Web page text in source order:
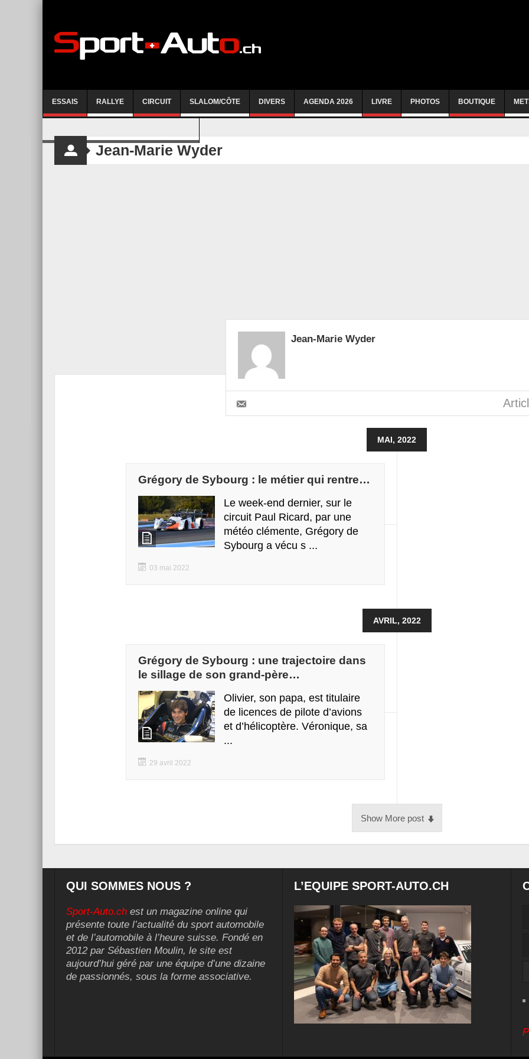
ESSAIS RALLYE CIRCUIT SLALOM/CÔTE DIVERS AGENDA 2026 LIVRE PHOTOS BOUTIQUE
Jean-Marie Wyder
Jean-Marie Wyder
MAI, 2022
Grégory de Sybourg : le métier qui rentre…
Le week-end dernier, sur le
circuit Paul Ricard, par une
météo clémente, Grégory de
Sybourg a vécu s ...
03 mai 2022
AVRIL, 2022
Grégory de Sybourg : une trajectoire dans
le sillage de son grand-père…
Olivier, son papa, est titulaire
de licences de pilote d’avions
et d’hélicoptère. Véronique, sa
...
29 avril 2022
Show More post
QUI SOMMES NOUS ?
Sport-Auto.ch est un magazine online qui
présente toute l’actualité du sport automobile
et de l’automobile à l’heure suisse. Fondé en
2012 par Sébastien Moulin, le site est
aujourd’hui géré par une équipe d’une dizaine
de passionnés, sous la forme associative.
L’EQUIPE SPORT-AUTO.CH